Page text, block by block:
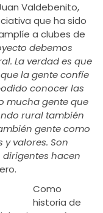
Valdebenito,
que ha sido
a clubes de
debemos
La verdad es que
la gente confíe
conocer las
mucha gente que
rural también
gente como
valores. Son
dirigentes hacen
Como
historia de